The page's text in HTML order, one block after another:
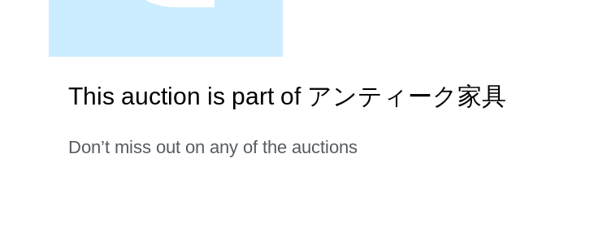
This auction is part of アンティーク家具
Don’t miss out on any of the auctions